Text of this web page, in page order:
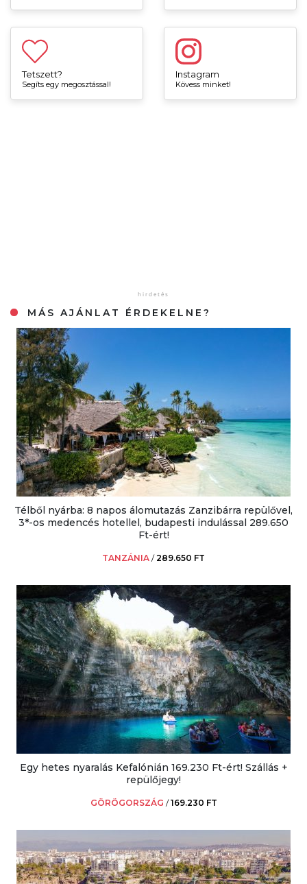
Tetszett?
Segíts egy megosztással!
Instagram
Kövess minket!
MÁS AJÁNLAT ÉRDEKELNE?
Télből nyárba: 8 napos álomutazás Zanzibárra repülővel,
3*-os medencés hotellel, budapesti indulással 289.650
Ft-ért!
TANZÁNIA /289.650 FT
Egy hetes nyaralás Kefalónián 169.230 Ft-ért! Szállás +
repülőjegy!
GÖRÖGORSZÁG /169.230 FT